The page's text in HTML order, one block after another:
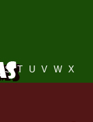
S T U V W X